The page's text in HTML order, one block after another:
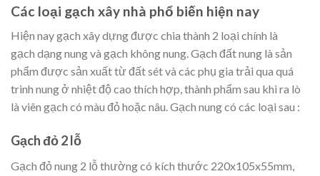
Các loại gạch xây nhà phổ biến hiện nay
Hiện nay gạch xây dựng được chia thành 2 loại chính là
gạch dạng nung và gạch không nung. Gạch đất nung là sản
phẩm được sản xuất từ đất sét và các phụ gia trải qua quá
trinh nung ở nhiệt độ cao thích hợp, thành phẩm sau khi ra lò
là viên gạch có màu đỏ hoặc nâu. Gạch nung có các loại sau :
Gạch đỏ 2 lỗ
Gạch đỏ nung 2 lỗ thường có kích thước 220x105x55mm,